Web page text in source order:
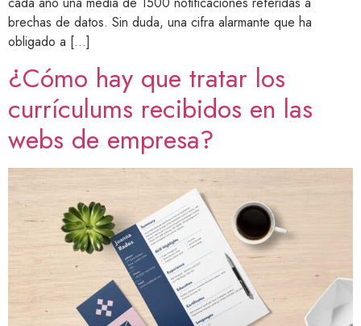
brechas de datos. Sin duda, una cifra alarmante que ha
obligado a […]
¿Cómo hay que tratar los
currículums recibidos en las
webs de empresa?